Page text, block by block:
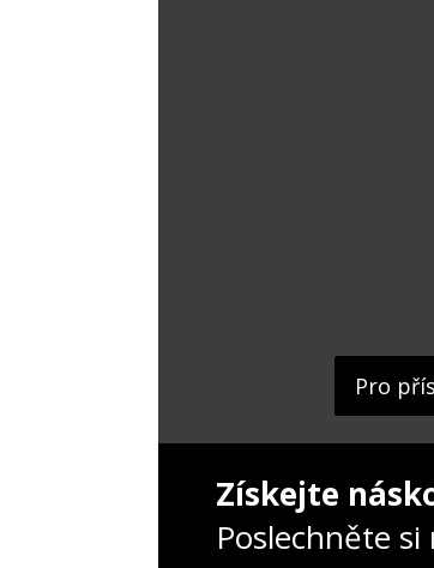
Pro
Získejte
Poslechněte